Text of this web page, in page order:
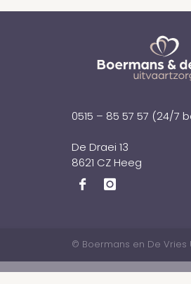
0515 – 85 57 57 (24/7
De Draei 13
8621 CZ Heeg
© Boermans en De Vries